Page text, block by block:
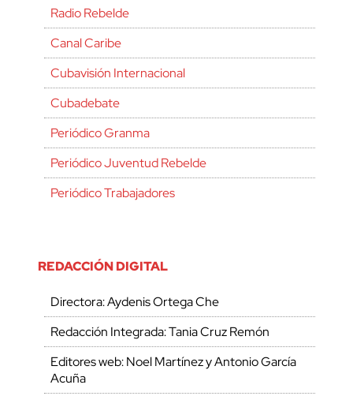
Radio Rebelde
Canal Caribe
Cubavisión Internacional
Cubadebate
Periódico Granma
Periódico Juventud Rebelde
Periódico Trabajadores
REDACCIÓN DIGITAL
Directora: Aydenis Ortega Che
Redacción Integrada: Tania Cruz Remón
Editores web: Noel Martínez y Antonio García
Acuña